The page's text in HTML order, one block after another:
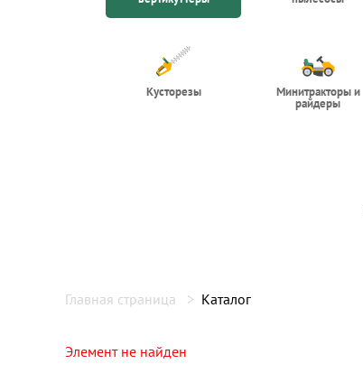
Кусторезы Минитракторы и
райдеры
Главная страница Каталог
Элемент не найден